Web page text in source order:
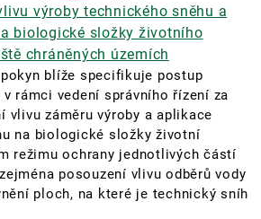
výroby technického sněhu a
biologické složky životního
chráněných územích
blíže specifikuje postup
rámci vedení správního řízení za
vlivu záměru výroby a aplikace
na biologické složky životní
režimu ochrany jednotlivých částí
posouzení vlivu odběrů vody
ploch, na které je technický sníh